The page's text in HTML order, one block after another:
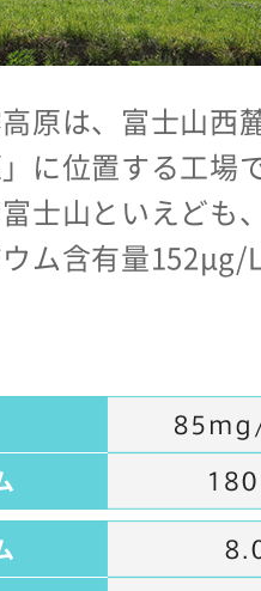
原は、富士山西
に位置する工場
士山といえども
ム含有量152μg/